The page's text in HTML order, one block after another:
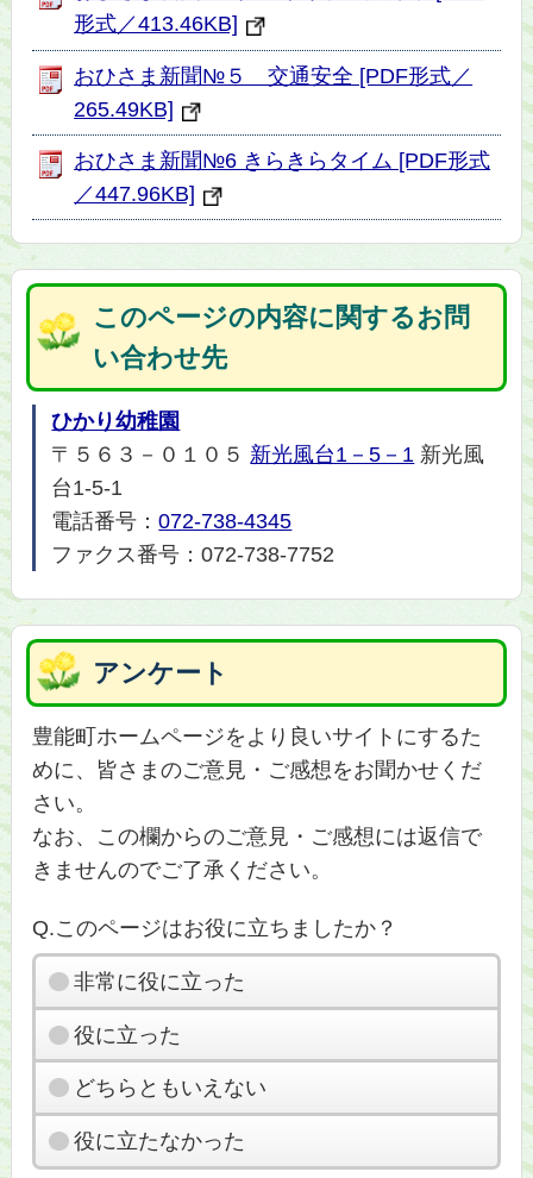
形式／413.46KB]
おひさま新聞№５ 交通安全 [PDF形式／
265.49KB]
おひさま新聞№6 きらきらタイム [PDF形式
／447.96KB]
このページの内容に関するお問
い合わせ先
ひかり幼稚園
〒５６３－０１０５ 新光風台1－5－1 新光風
台1-5-1
電話番号：072-738-4345
ファクス番号：072-738-7752
アンケート
豊能町ホームページをより良いサイトにするた
めに、皆さまのご意見・ご感想をお聞かせくだ
さい。
なお、この欄からのご意見・ご感想には返信で
きませんのでご了承ください。
Q.このページはお役に立ちましたか？
非常に役に立った
役に立った
どちらともいえない
役に立たなかった